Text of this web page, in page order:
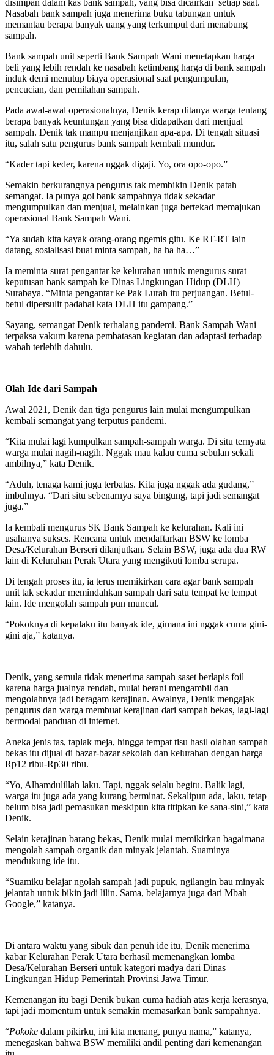
Nasabah bank sampah juga menerima buku tabungan untuk
memantau berapa banyak uang yang terkumpul dari menabung
sampah.
Bank sampah unit seperti Bank Sampah Wani menetapkan harga
beli yang lebih rendah ke nasabah ketimbang harga di bank sampah
induk demi menutup biaya operasional saat pengumpulan,
pencucian, dan pemilahan sampah.
Pada awal-awal operasionalnya, Denik kerap ditanya warga tentang
berapa banyak keuntungan yang bisa didapatkan dari menjual
sampah. Denik tak mampu menjanjikan apa-apa. Di tengah situasi
itu, salah satu pengurus bank sampah kembali mundur.
“Kader tapi keder, karena nggak digaji. Yo, ora opo-opo.”
Semakin berkurangnya pengurus tak membikin Denik patah
semangat. Ia punya gol bank sampahnya tidak sekadar
mengumpulkan dan menjual, melainkan juga bertekad memajukan
operasional Bank Sampah Wani.
“Ya sudah kita kayak orang-orang ngemis gitu. Ke RT-RT lain
datang, sosialisasi buat minta sampah, ha ha ha…”
Ia meminta surat pengantar ke kelurahan untuk mengurus surat
keputusan bank sampah ke Dinas Lingkungan Hidup (DLH)
Surabaya. “Minta pengantar ke Pak Lurah itu perjuangan. Betul-
betul dipersulit padahal kata DLH itu gampang.”
Sayang, semangat Denik terhalang pandemi. Bank Sampah Wani
terpaksa vakum karena pembatasan kegiatan dan adaptasi terhadap
wabah terlebih dahulu.
Olah Ide dari Sampah
Awal 2021, Denik dan tiga pengurus lain mulai mengumpulkan
kembali semangat yang terputus pandemi.
“Kita mulai lagi kumpulkan sampah-sampah warga. Di situ ternyata
warga mulai nagih-nagih. Nggak mau kalau cuma sebulan sekali
ambilnya,” kata Denik.
“Aduh, tenaga kami juga terbatas. Kita juga nggak ada gudang,”
imbuhnya. “Dari situ sebenarnya saya bingung, tapi jadi semangat
juga.”
Ia kembali mengurus SK Bank Sampah ke kelurahan. Kali ini
usahanya sukses. Rencana untuk mendaftarkan BSW ke lomba
Desa/Kelurahan Berseri dilanjutkan. Selain BSW, juga ada dua RW
lain di Kelurahan Perak Utara yang mengikuti lomba serupa.
Di tengah proses itu, ia terus memikirkan cara agar bank sampah
unit tak sekadar memindahkan sampah dari satu tempat ke tempat
lain. Ide mengolah sampah pun muncul.
“Pokoknya di kepalaku itu banyak ide, gimana ini nggak cuma gini-
gini aja,” katanya.
Denik, yang semula tidak menerima sampah saset berlapis foil
karena harga jualnya rendah, mulai berani mengambil dan
mengolahnya jadi beragam kerajinan. Awalnya, Denik mengajak
pengurus dan warga membuat kerajinan dari sampah bekas, lagi-lagi
bermodal panduan di internet.
Aneka jenis tas, taplak meja, hingga tempat tisu hasil olahan sampah
bekas itu dijual di bazar-bazar sekolah dan kelurahan dengan harga
Rp12 ribu-Rp30 ribu.
“Yo, Alhamdulillah laku. Tapi, nggak selalu begitu. Balik lagi,
warga itu juga ada yang kurang berminat. Sekalipun ada, laku, tetap
belum bisa jadi pemasukan meskipun kita titipkan ke sana-sini,” kata
Denik.
Selain kerajinan barang bekas, Denik mulai memikirkan bagaimana
mengolah sampah organik dan minyak jelantah. Suaminya
mendukung ide itu.
“Suamiku belajar ngolah sampah jadi pupuk, ngilangin bau minyak
jelantah untuk bikin jadi lilin. Sama, belajarnya juga dari Mbah
Google,” katanya.
Di antara waktu yang sibuk dan penuh ide itu, Denik menerima
kabar Kelurahan Perak Utara berhasil memenangkan lomba
Desa/Kelurahan Berseri untuk kategori madya dari Dinas
Lingkungan Hidup Pemerintah Provinsi Jawa Timur.
Kemenangan itu bagi Denik bukan cuma hadiah atas kerja kerasnya,
tapi jadi momentum untuk semakin memasarkan bank sampahnya.
“Pokoke dalam pikirku, ini kita menang, punya nama,” katanya,
menegaskan bahwa BSW memiliki andil penting dari kemenangan